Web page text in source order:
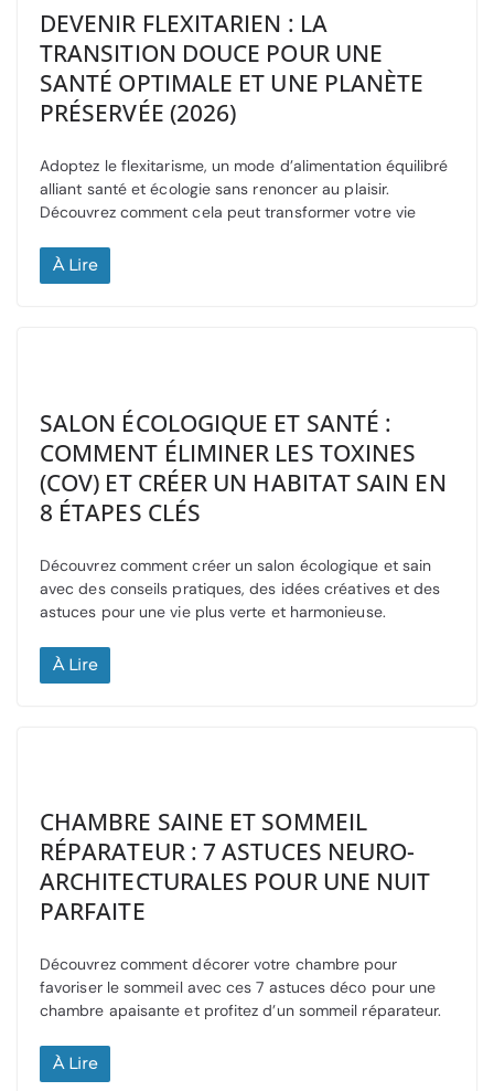
DEVENIR FLEXITARIEN : LA
TRANSITION DOUCE POUR UNE
SANTÉ OPTIMALE ET UNE PLANÈTE
PRÉSERVÉE (2026)
Adoptez le flexitarisme, un mode d’alimentation équilibré
alliant santé et écologie sans renoncer au plaisir.
Découvrez comment cela peut transformer votre vie
À Lire
SALON ÉCOLOGIQUE ET SANTÉ :
COMMENT ÉLIMINER LES TOXINES
(COV) ET CRÉER UN HABITAT SAIN EN
8 ÉTAPES CLÉS
Découvrez comment créer un salon écologique et sain
avec des conseils pratiques, des idées créatives et des
astuces pour une vie plus verte et harmonieuse.
À Lire
CHAMBRE SAINE ET SOMMEIL
RÉPARATEUR : 7 ASTUCES NEURO-
ARCHITECTURALES POUR UNE NUIT
PARFAITE
Découvrez comment décorer votre chambre pour
favoriser le sommeil avec ces 7 astuces déco pour une
chambre apaisante et profitez d’un sommeil réparateur.
À Lire